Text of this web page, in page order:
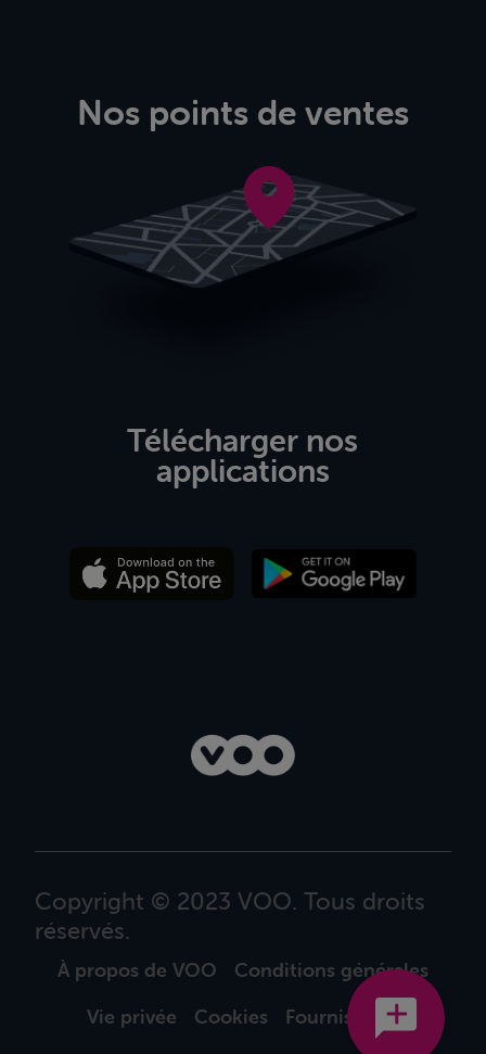
Nos points de ventes
Télécharger nos
applications
Copyright © 2023 VOO. Tous droits
réservés.
À propos de VOO
Conditions générales
Vie privée
Cookies Fournisseurs